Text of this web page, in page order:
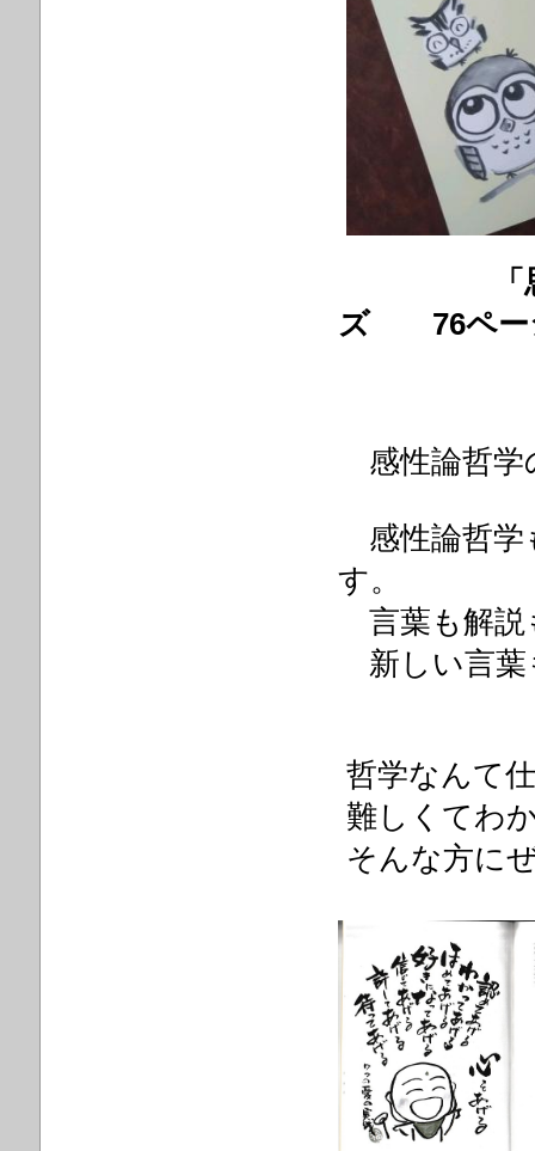
「思
ズ 76ペー
感性論哲学
感性論哲学
す。
言葉も解説
新しい言葉
哲学なんて
難しくてわ
そんな方に